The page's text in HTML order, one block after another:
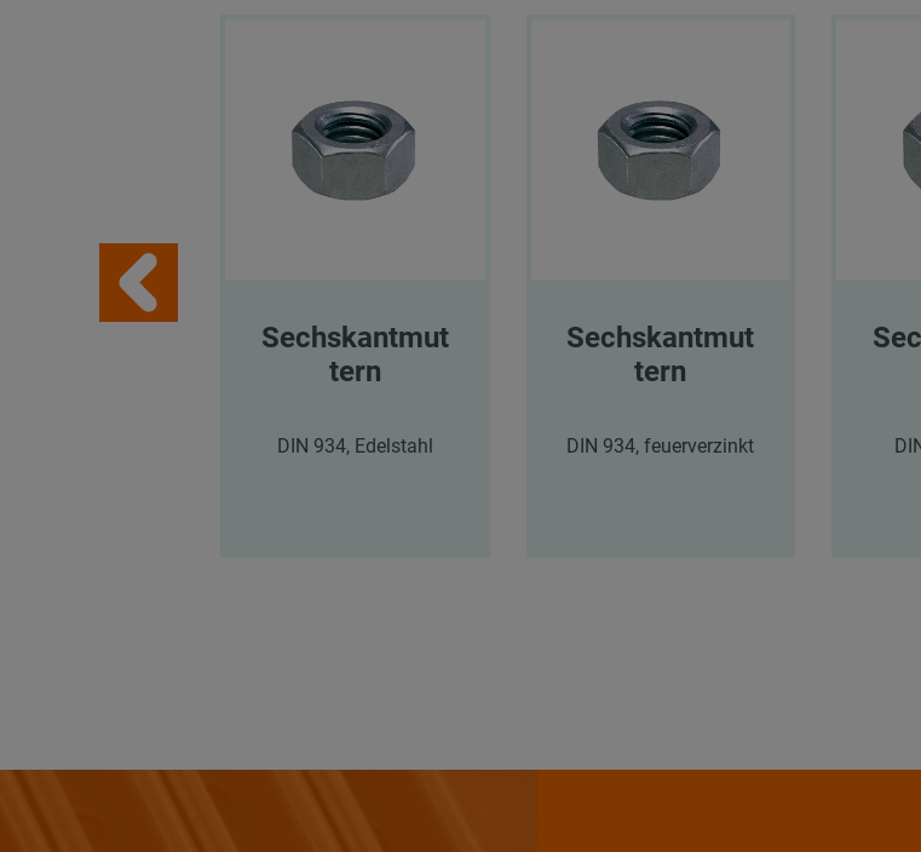
Sechskantmut
tern
DIN 934, Edelstahl
Sechskantmut
tern
DIN 934, feuerverzinkt